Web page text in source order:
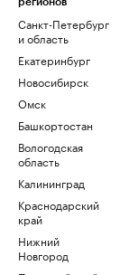
Санкт-Петербург
и область
Екатеринбург
Новосибирск
Омск
Башкортостан
Вологодская
область
Калининград
Краснодарский
край
Нижний
Новгород